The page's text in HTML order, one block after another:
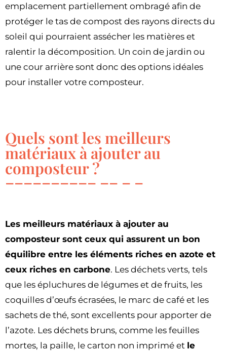
emplacement partiellement ombragé afin de
protéger le tas de compost des rayons directs du
soleil qui pourraient assécher les matières et
ralentir la décomposition. Un coin de jardin ou
une cour arrière sont donc des options idéales
pour installer votre composteur.
Quels sont les meilleurs
matériaux à ajouter au
composteur ?
Les meilleurs matériaux à ajouter au
composteur sont ceux qui assurent un bon
équilibre entre les éléments riches en azote et
ceux riches en carbone. Les déchets verts, tels
que les épluchures de légumes et de fruits, les
coquilles d’œufs écrasées, le marc de café et les
sachets de thé, sont excellents pour apporter de
l’azote. Les déchets bruns, comme les feuilles
mortes, la paille, le carton non imprimé et le